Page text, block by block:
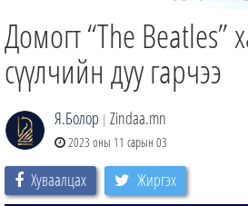
ӨГЛӨӨНИЙ СОНИН
АУДИО ЗОХИОЛ
ЗИНДАА СЭТГҮҮЛ
Домогт “The Beatles”
сүүлчийн дуу гарчээ
Я.Болор | Zindaa.mn
2023 оны 11 сарын 03
Хуваалцах Жиргэх